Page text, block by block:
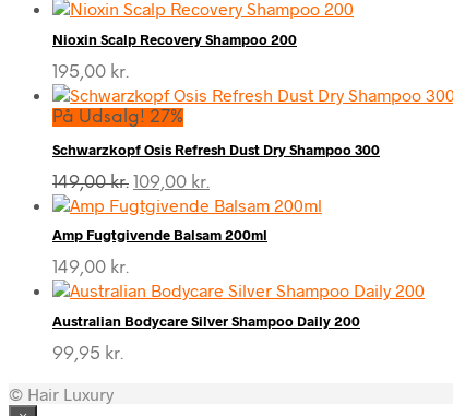
Nioxin Scalp Recovery Shampoo 200
195,00 kr.
På Udsalg! 27%
Schwarzkopf Osis Refresh Dust Dry Shampoo 300
149,00kr. Den
oprindelige
var:
109,00 kr.
aktuelle
er:
Amp Fugtgivende Balsam 200ml
149,00 kr.
Australian Bodycare Silver Shampoo Daily 200
99,95 kr.
© Hair Luxury